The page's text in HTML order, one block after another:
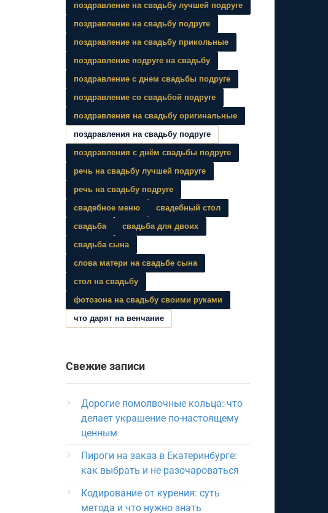
поздравление на свадьбу лучшей подруге
поздравление на свадьбу подруге
поздравление на свадьбу прикольные
поздравление подруге на свадьбу
поздравление с днем свадьбы подруге
поздравление со свадьбой подруге
поздравления на свадьбу оригинальные
поздравления на свадьбу подруге
поздравления с днём свадьбы подруге
речь на свадьбу лучшей подруге
речь на свадьбу подруге
свадебное меню
свадебный стол
свадьба
свадьба для двоих
свадьба сына
слова матери на свадьбе сына
стол на свадьбу
фотозона на свадьбу своими руками
что дарят на венчание
Свежие записи
Дорогие помолвочные кольца: что
делает украшение по-настоящему
ценным
Пироги на заказ в Екатеринбурге:
как выбрать и не разочароваться
Кодирование от курения: суть
метода и что нужно знать